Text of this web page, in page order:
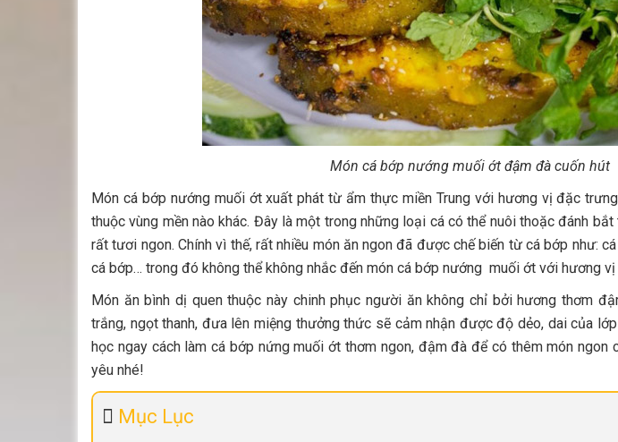
Món cá bớp nướng muối ớt đậm đà cuốn hút
Món cá bớp nướng muối ớt xuất phát từ ẩm thực miền Trung với hương vị đặc
thuộc vùng mền nào khác. Đây là một trong những loại cá có thể nuôi thoặc đánh
rất tươi ngon. Chính vì thế, rất nhiều món ăn ngon đã được chế biến từ cá bớp như:
cá bớp… trong đó không thể không nhắc đến món cá bớp nướng muối ớt với hương
Món ăn bình dị quen thuộc này chinh phục người ăn không chỉ bởi hương thơm
trắng, ngọt thanh, đưa lên miệng thưởng thức sẽ cảm nhận được độ dẻo, dai của
học ngay cách làm cá bớp nứng muối ớt thơm ngon, đậm đà để có thêm món ngon
yêu nhé!
Mục Lục